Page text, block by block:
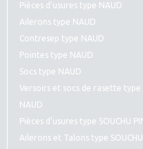
Pièces d’usures type NAUD
Ailerons type NAUD
Contresep type NAUD
Pointes type NAUD
Socs type NAUD
Versoirs et socs de rasette type
NAUD
Pièces d’usures type SOUCHU
Ailerons et Talons type SOUCHU